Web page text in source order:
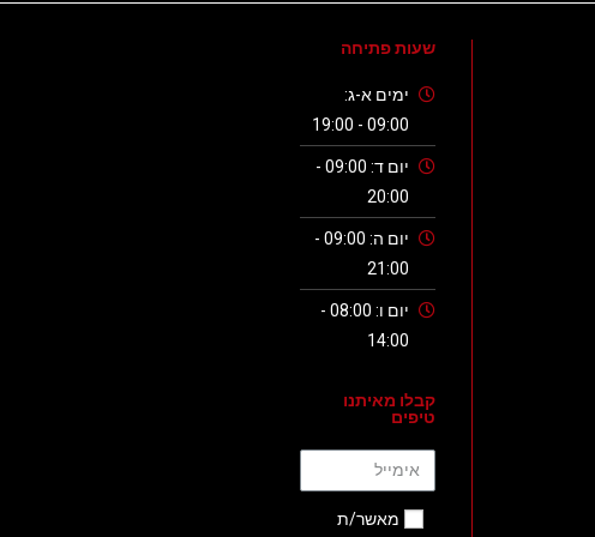
שעות פתיחה
ימים א-ג:
09:00 - 19:00
יום ד: 09:00 -
20:00
יום ה: 09:00 -
21:00
יום ו: 08:00 -
14:00
קבלו מאיתנו
טיפים
מאשר/ת